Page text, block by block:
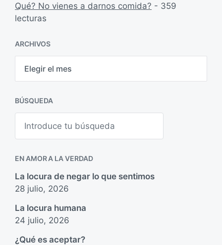
Qué? No vienes a darnos comida? - 359
lecturas
ARCHIVOS
v
BÚSQUEDA
r
EN AMOR A LA VERDAD
La locura de negar lo que sentimos
28 julio, 2026
La locura humana
24 julio, 2026
¿Qué es aceptar?